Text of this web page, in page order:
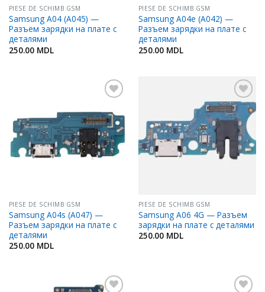
PIESE DE SCHIMB GSM
Samsung A04 (A045) —
Разъем зарядки на плате с
деталями
250.00 MDL
PIESE DE SCHIMB GSM
Samsung A04e (A042) —
Разъем зарядки на плате с
деталями
250.00 MDL
în
Favorite
PIESE DE SCHIMB GSM
Samsung A04s (A047) —
Разъем зарядки на плате с
деталями
250.00 MDL
Adaugă
în
Favorite
PIESE DE SCHIMB GSM
Samsung A06 4G — Разъем
зарядки на плате с деталями
250.00 MDL